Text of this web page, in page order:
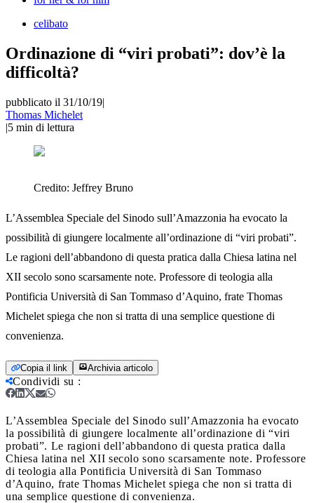
celibato
Ordinazione di “viri probati”: dov’è la
difficoltà?
pubblicato il 31/10/19|
Thomas Michelet
|5 min di lettura
Credito: Jeffrey Bruno
L’Assemblea Speciale del Sinodo sull’Amazzonia ha evocato la
possibilità di giungere localmente all’ordinazione di “viri probati”.
Le ragioni dell’abbandono di questa pratica dalla Chiesa latina nel
XII secolo sono scarsamente note. Professore di teologia alla
Pontificia Università di San Tommaso d’Aquino, frate Thomas
Michelet spiega che non si tratta di una semplice questione di
convenienza.
Copia il link Archivia articolo
Condividi su :
L’Assemblea Speciale del Sinodo sull’Amazzonia ha evocato
la possibilità di giungere localmente all’ordinazione di “viri
probati”. Le ragioni dell’abbandono di questa pratica dalla
Chiesa latina nel XII secolo sono scarsamente note. Professore
di teologia alla Pontificia Università di San Tommaso
d’Aquino, frate Thomas Michelet spiega che non si tratta di
una semplice questione di convenienza.